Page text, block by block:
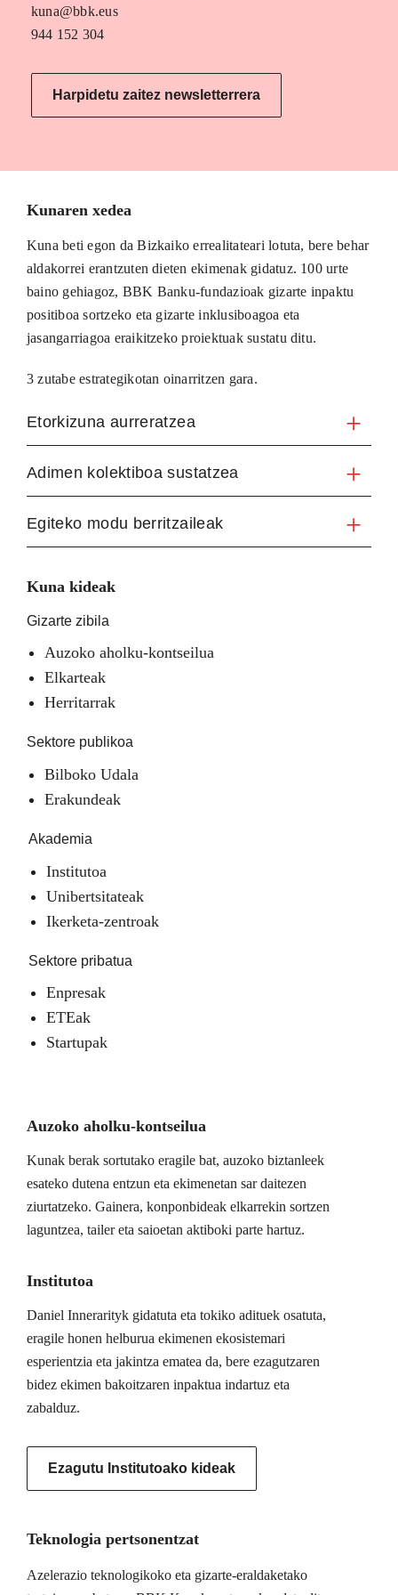
kuna@bbk.eus
944 152 304
Harpidetu zaitez newsletterrera
Kunaren xedea
Kuna beti egon da Bizkaiko errealitateari lotuta, bere behar
aldakorrei erantzuten dieten ekimenak gidatuz. 100 urte
baino gehiagoz, BBK Banku-fundazioak gizarte inpaktu
positiboa sortzeko eta gizarte inklusiboagoa eta
jasangarriagoa eraikitzeko proiektuak sustatu ditu.
3 zutabe estrategikotan oinarritzen gara.
Etorkizuna aurreratzea
Adimen kolektiboa sustatzea
Egiteko modu berritzaileak
Kuna kideak
Gizarte zibila
Auzoko aholku-kontseilua
Elkarteak
Herritarrak
Sektore publikoa
Bilboko Udala
Erakundeak
Akademia
Institutoa
Unibertsitateak
Ikerketa-zentroak
Sektore pribatua
Enpresak
ETEak
Startupak
Auzoko aholku-kontseilua
Kunak berak sortutako eragile bat, auzoko biztanleek
esateko dutena entzun eta ekimenetan sar daitezen
ziurtatzeko. Gainera, konponbideak elkarrekin sortzen
laguntzea, tailer eta saioetan aktiboki parte hartuz.
Institutoa
Daniel Innerarityk gidatuta eta tokiko adituek osatuta,
eragile honen helburua ekimenen ekosistemari
esperientzia eta jakintza ematea da, bere ezagutzaren
bidez ekimen bakoitzaren inpaktua indartuz eta
zabalduz.
Ezagutu Institutoako kideak
Teknologia pertsonentzat
Azelerazio teknologikoko eta gizarte-eraldaketako